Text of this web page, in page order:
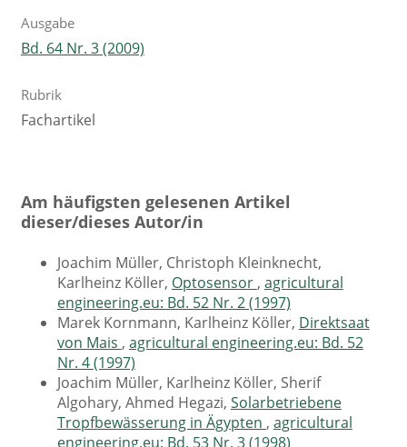
Ausgabe
Bd. 64 Nr. 3 (2009)
Rubrik
Fachartikel
Am häufigsten gelesenen Artikel
dieser/dieses Autor/in
Joachim Müller, Christoph Kleinknecht,
Karlheinz Köller, Optosensor , agricultural
engineering.eu: Bd. 52 Nr. 2 (1997)
Marek Kornmann, Karlheinz Köller, Direktsaat
von Mais , agricultural engineering.eu: Bd. 52
Nr. 4 (1997)
Joachim Müller, Karlheinz Köller, Sherif
Algohary, Ahmed Hegazi, Solarbetriebene
Tropfbewässerung in Ägypten , agricultural
engineering.eu: Bd. 53 Nr. 3 (1998)